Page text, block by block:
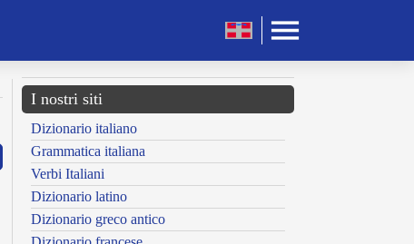
I nostri siti
Dizionario italiano
Grammatica italiana
Verbi Italiani
Dizionario latino
Dizionario greco antico